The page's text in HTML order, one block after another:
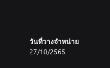
วันที่วางจำหน่าย
27/10/2565